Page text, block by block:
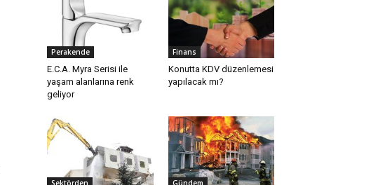
Perakende
E.C.A. Myra Serisi ile
yaşam alanlarına renk
geliyor
Finans
Konutta KDV düzenlemesi
yapılacak mı?